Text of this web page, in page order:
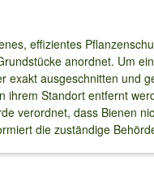
effizientes
anordnet. Um
ausgeschnitten und
Standort entfernt
verordnet, dass Bienen
die zuständige